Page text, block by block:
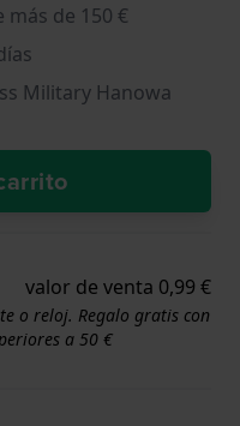
de 150 €
Military Hanowa
valor de venta 0,99 €
o reloj. Regalo gratis con
a 50 €